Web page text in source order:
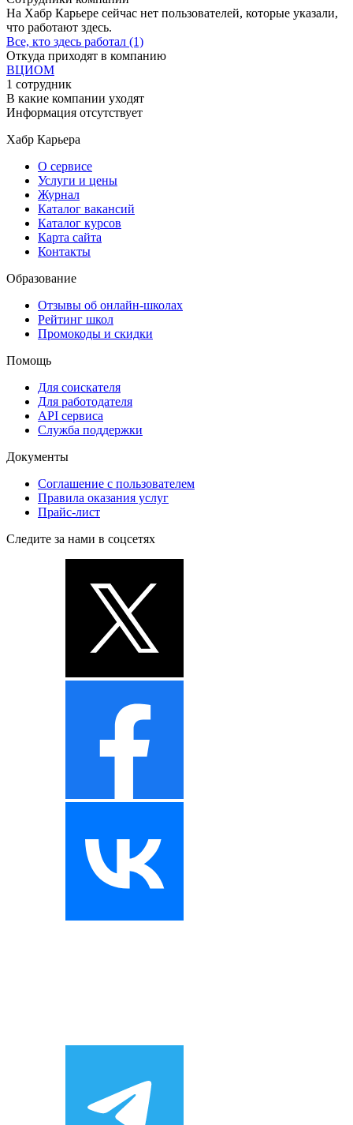
На Хабр Карьере сейчас нет пользователей, которые указали,
что работают здесь.
Все, кто здесь работал (1)
Откуда приходят в компанию
ВЦИОМ
1 сотрудник
В какие компании уходят
Информация отсутствует
Хабр Карьера
О сервисе
Услуги и цены
Журнал
Каталог вакансий
Каталог курсов
Карта сайта
Контакты
Образование
Отзывы об онлайн-школах
Рейтинг школ
Промокоды и скидки
Помощь
Для соискателя
Для работодателя
API сервиса
Служба поддержки
Документы
Соглашение с пользователем
Правила оказания услуг
Прайс-лист
Следите за нами в соцсетях